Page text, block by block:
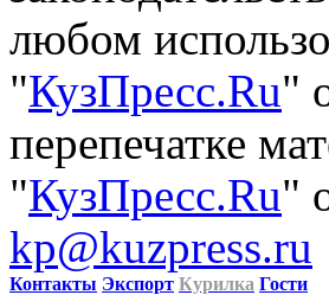
любом
"КузПресс.Ru"
перепечатке
"КузПресс.Ru"
kp@kuzpress.ru
Контакты Экспорт Курилка Гости